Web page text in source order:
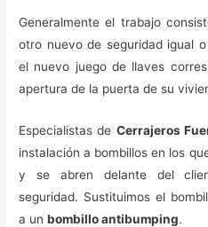
Generalmente el trabajo
otro nuevo de seguridad igual
el nuevo juego de llaves
apertura de la puerta de su
Especialistas de Cerrajeros
instalación a bombillos en los
y se abren delante del
seguridad. Sustituimos el
a unbombillo antibumping.